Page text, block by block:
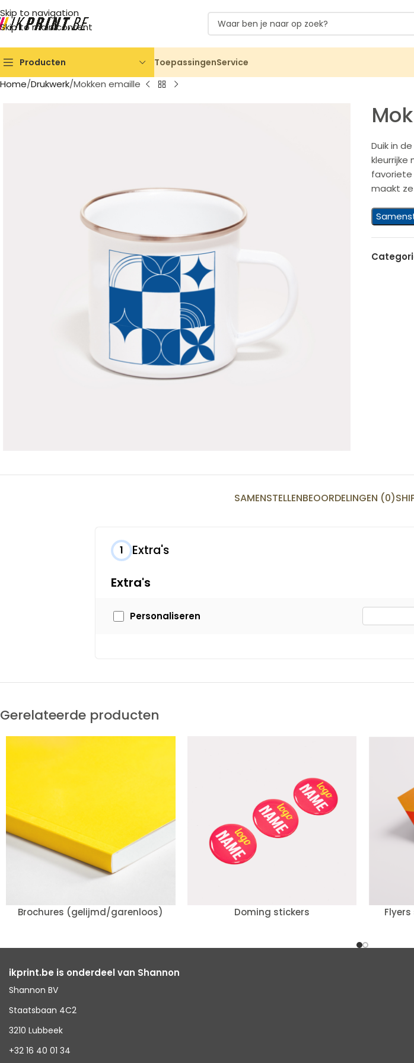
Skip to navigation
Skip to main content
Producten ToepassingenService
Home Drukwerk Mokken emaille
Duik in
kleurrijke
favoriete
maakt
SAMENSTELLENBEOORDELINGEN (0)
1 Extra's
Extra's
Personaliseren
Gerelateerde producten
Brochures (gelijmd/garenloos) Doming stickers
ikprint.be is onderdeel van Shannon
Shannon BV
Staatsbaan 4C2
3210 Lubbeek
+32 16 40 01 34